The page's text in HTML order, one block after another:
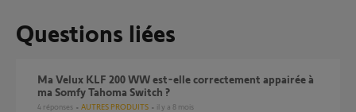
Questions liées
Ma Velux KLF 200 WW est-elle correctement appairée à
ma Somfy Tahoma Switch ?
4 réponses AUTRES PRODUITS il y a 8 mois